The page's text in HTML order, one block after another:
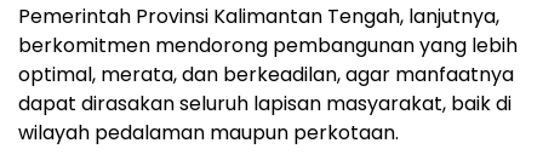
Pemerintah Provinsi Kalimantan Tengah, lanjutnya,
berkomitmen mendorong pembangunan yang lebih
optimal, merata, dan berkeadilan, agar manfaatnya
dapat dirasakan seluruh lapisan masyarakat, baik di
wilayah pedalaman maupun perkotaan.